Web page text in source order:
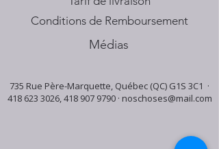
Conditions de Remboursement
Médias
735 Rue Père-Marquette, Québec (QC) G1S 3C1 ·
418 623 3026,418 907 9790· noschoses@mail.com